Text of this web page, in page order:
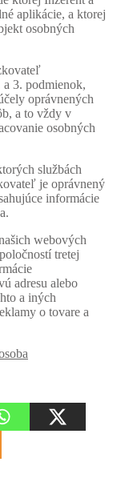
aplikácie, a ktorej
osobných
a 3. podmienok,
oprávnených
a to vždy v
osobných
službách
je oprávnený
informácie
webových
tretej
adresu alebo
a iných
o tovare a